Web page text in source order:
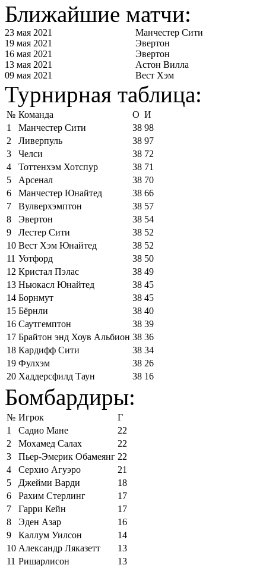
Ближайшие матчи:
23 мая 2021
Манчестер Сити
19 мая 2021
Эвертон
16 мая 2021
Эвертон
13 мая 2021
Астон Вилла
09 мая 2021
Вест Хэм
Турнирная таблица:
№ Команда О И
1
Манчестер Сити 38 98
2
Ливерпуль 38 97
3
Челси 38 72
4
Тоттенхэм Хотспур 38 71
5
Арсенал 38 70
6
Манчестер Юнайтед 38 66
7
Вулверхэмптон 38 57
8
Эвертон 38 54
9
Лестер Сити 38 52
10 Вест Хэм Юнайтед 38 52
11 Уотфорд 38 50
12 Кристал Пэлас 38 49
13 Ньюкасл Юнайтед 38 45
14 Борнмут 38 45
15 Бёрнли 38 40
16 Саутгемптон 38 39
17 Брайтон энд Хоув Альбион 38 36
18 Кардифф Сити 38 34
19 Фулхэм 38 26
20 Хаддерсфилд Таун 38 16
Бомбардиры:
№ Игрок
Г
1
Садио Мане
22
2
Мохамед Салах
22
3
Пьер-Эмерик Обамеянг 22
4
Серхио Агуэро
21
5
Джейми Варди
18
6
Рахим Стерлинг
17
7
Гарри Кейн
17
8
Эден Азар
16
9
Каллум Уилсон
14
10 Александр Ляказетт
13
11 Ришарлисон
13